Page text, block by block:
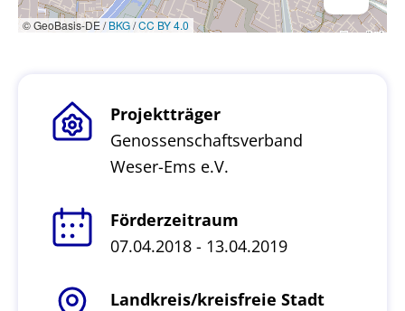
© GeoBasis-DE /BKG/CC BY 4.0
Projektträger
Genossenschaftsverband
Weser-Ems e.V.
Förderzeitraum
07.04.2018 - 13.04.2019
Landkreis/kreisfreie Stadt